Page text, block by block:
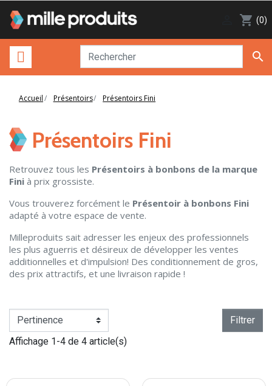
shopping_cart (0)

Accueil Présentoirs Présentoirs Fini
Présentoirs Fini
Retrouvez tous les Présentoirs à bonbons de la marque
Fini à prix grossiste.
Vous trouverez forcément le Présentoir à bonbons Fini
adapté à votre espace de vente.
Milleproduits sait adresser les enjeux des professionnels
les plus aguerris et désireux de développer les ventes
additionnelles et d'impulsion! Des conditionnement de gros,
des prix attractifs, et une livraison rapide !
Filtrer
Affichage 1-4 de 4 article(s)